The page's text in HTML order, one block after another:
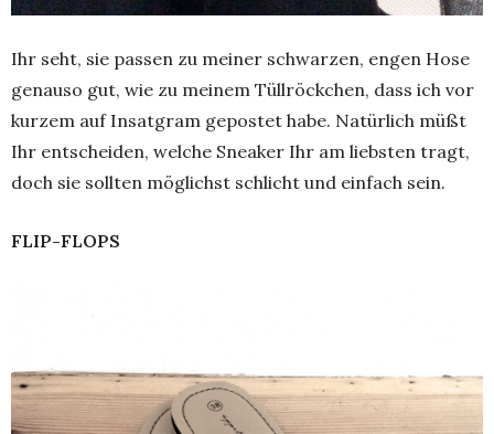
Ihr seht, sie passen zu meiner schwarzen, engen Hose
genauso gut, wie zu meinem Tüllröckchen, dass ich vor
kurzem auf Insatgram gepostet habe. Natürlich müßt
Ihr entscheiden, welche Sneaker Ihr am liebsten tragt,
doch sie sollten möglichst schlicht und einfach sein.
FLIP-FLOPS